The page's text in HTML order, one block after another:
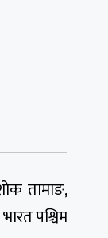
तामाङ,
पश्चिम